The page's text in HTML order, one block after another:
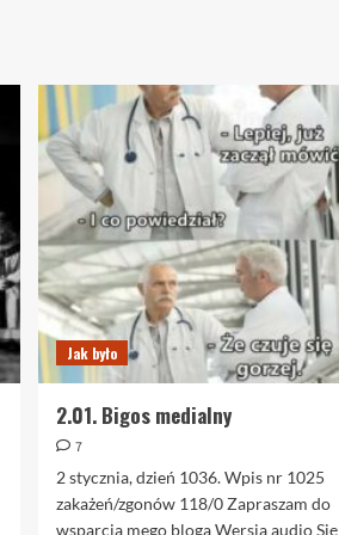
Jak było
2.01. Bigos medialny
7
2 stycznia, dzień 1036. Wpis nr 1025
zakażeń/zgonów 118/0 Zapraszam do
wsparcia mego bloga Wersja audio Się